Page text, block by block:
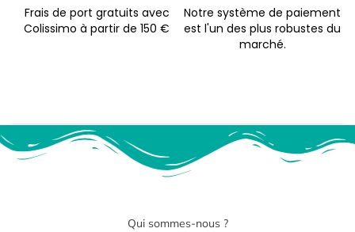
Frais de port gratuits avec
Colissimo à partir de 150 €
Notre système de paiement
est l'un des plus robustes du
marché.
Qui sommes-nous ?